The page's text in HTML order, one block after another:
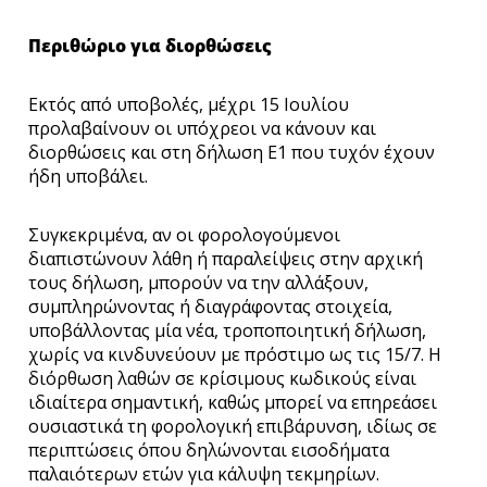
Περιθώριο για διορθώσεις
Εκτός από υποβολές, μέχρι 15 Ιουλίου
προλαβαίνουν οι υπόχρεοι να κάνουν και
διορθώσεις και στη δήλωση Ε1 που τυχόν έχουν
ήδη υποβάλει.
Συγκεκριμένα, αν οι φορολογούμενοι
διαπιστώνουν λάθη ή παραλείψεις στην αρχική
τους δήλωση, μπορούν να την αλλάξουν,
συμπληρώνοντας ή διαγράφοντας στοιχεία,
υποβάλλοντας μία νέα, τροποποιητική δήλωση,
χωρίς να κινδυνεύουν με πρόστιμο ως τις 15/7. Η
διόρθωση λαθών σε κρίσιμους κωδικούς είναι
ιδιαίτερα σημαντική, καθώς μπορεί να επηρεάσει
ουσιαστικά τη φορολογική επιβάρυνση, ιδίως σε
περιπτώσεις όπου δηλώνονται εισοδήματα
παλαιότερων ετών για κάλυψη τεκμηρίων.